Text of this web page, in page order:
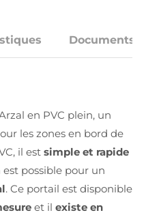
Documents
en PVC plein, un
les zones en bord de
il est simple et rapide
possible pour un
. Ce portail est disponible
et il existe en